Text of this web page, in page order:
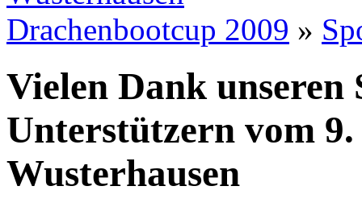
Drachenbootcup 2009 »
Vielen Dank unseren
Unterstützern vom
Wusterhausen